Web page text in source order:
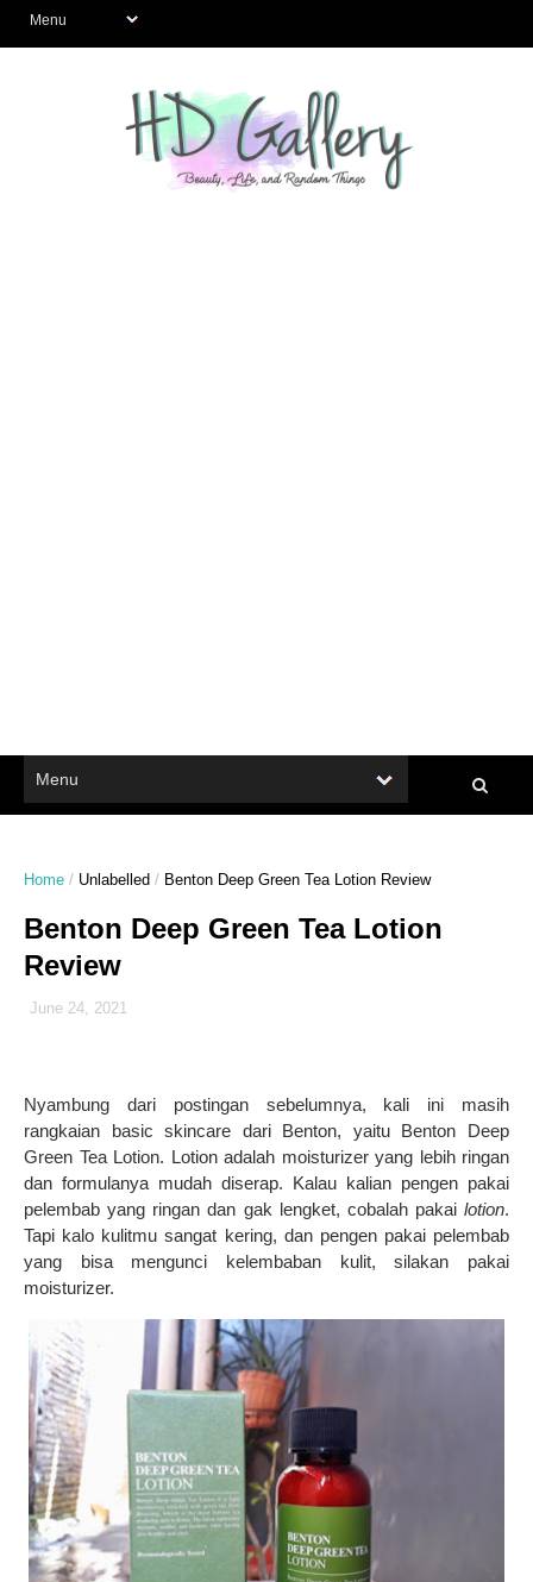
Home / Unlabelled / Benton Deep Green Tea Lotion Review
Benton Deep Green Tea Lotion
Review
June 24, 2021
Nyambung dari postingan sebelumnya, kali ini masih
rangkaian basic skincare dari Benton, yaitu Benton Deep
Green Tea Lotion. Lotion adalah moisturizer yang lebih ringan
dan formulanya mudah diserap. Kalau kalian pengen pakai
pelembab yang ringan dan gak lengket, cobalah pakai lotion.
Tapi kalo kulitmu sangat kering, dan pengen pakai pelembab
yang bisa mengunci kelembaban kulit, silakan pakai
moisturizer.